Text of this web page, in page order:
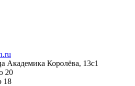
Академика Королёва, 13с1
20
18